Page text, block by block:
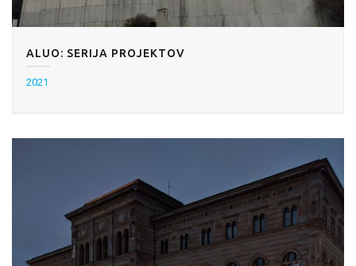
ALUO: SERIJA PROJEKTOV
2021